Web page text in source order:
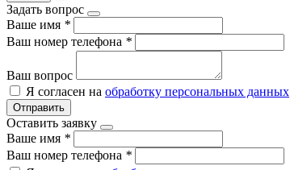
Задать вопрос
Ваше имя *
Ваш номер телефона *
Ваш вопрос
Я согласен на обработку персональных данных
Отправить
Оставить заявку
Ваше имя *
Ваш номер телефона *